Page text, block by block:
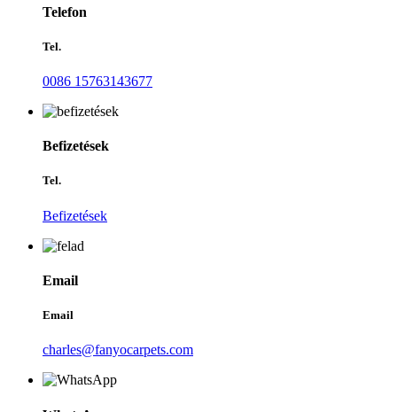
Telefon
Tel.
0086 15763143677
Befizetések
Tel.
Befizetések
Email
Email
charles@fanyocarpets.com